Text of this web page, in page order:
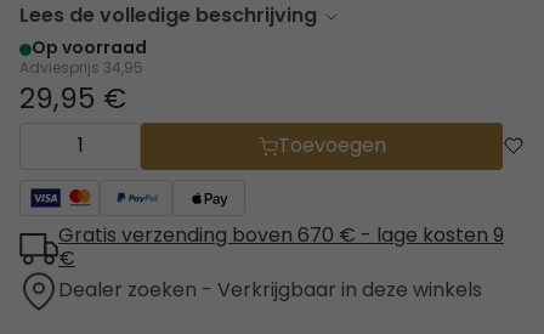
Lees de volledige beschrijving
Op voorraad
Adviesprijs 34,95
29,95 €
Toevoegen
Gratis verzending boven 670 € - lage kosten 9
€
Dealer zoeken - Verkrijgbaar in deze winkels